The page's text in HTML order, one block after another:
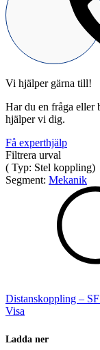
Positionsvisare /
Pulsgivare / Encoders
Vi hjälper gärna till!
Har du en fråga eller
hjälper vi dig.
Få experthjälp
Filtrera urval
( Typ: Stel koppling)
Segment: Mekanik
Distanskoppling –
Visa
Ladda ner